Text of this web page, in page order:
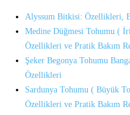
Alyssum Bitkisi: Özellikleri,
Medine Düğmesi Tohumu (
Özellikleri ve Pratik Bakım
Şeker Begonya Tohumu
Özellikleri
Sardunya Tohumu ( Büyük
Özellikleri ve Pratik Bakım